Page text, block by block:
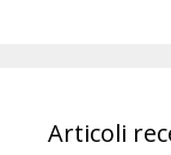
Articoli